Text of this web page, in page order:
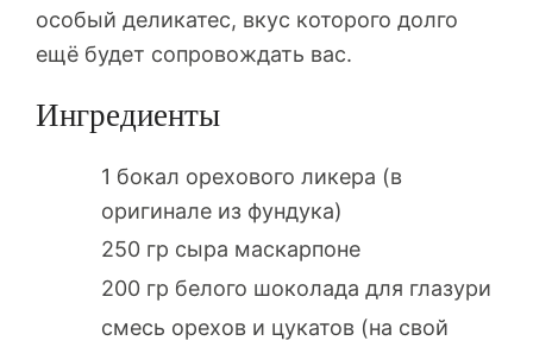
особый деликатес, вкус которого долго
ещё будет сопровождать вас.
Ингредиенты
1 бокал орехового ликера (в
оригинале из фундука)
250 гр сыра маскарпоне
200 гр белого шоколада для глазури
смесь орехов и цукатов (на свой